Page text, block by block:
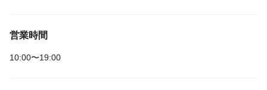
営業時間
10:00〜19:00